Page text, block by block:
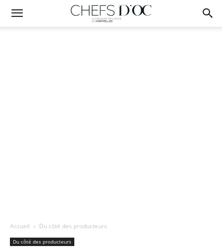
Accueil Du côté des producteurs
Du côté des producteurs